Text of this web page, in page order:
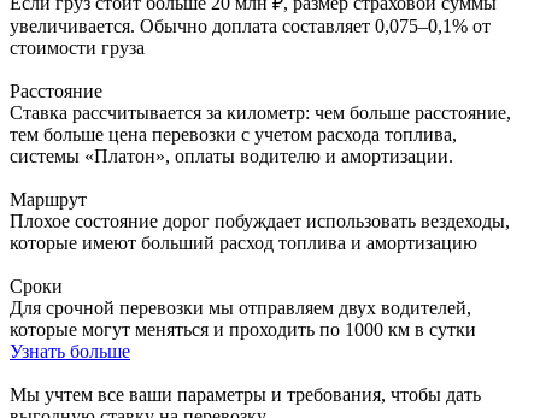
увеличивается. Обычно доплата составляет 0,075–0,1% от
стоимости груза
Расстояние
Ставка рассчитывается за километр: чем больше расстояние,
тем больше цена перевозки с учетом расхода топлива,
системы «Платон», оплаты водителю и амортизации.
Маршрут
Плохое состояние дорог побуждает использовать вездеходы,
которые имеют больший расход топлива и амортизацию
Сроки
Для срочной перевозки мы отправляем двух водителей,
которые могут меняться и проходить по 1000 км в сутки
Узнать больше
Мы учтем все ваши параметры и требования, чтобы дать